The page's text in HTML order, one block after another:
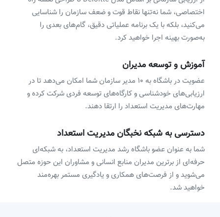
اختصاصی، شما نه‌تنها نقاط قوت و ضعف سازمان را شناسایی
می‌کنید، بلکه با یک برنامه عملیاتی دقیق، گام‌های بعدی را
به‌صورت بهینه اجرا خواهید کرد.
آموزش و توسعه مدیران
عضویت در باشگاه به ۱۰ مدیر سازمان شما امکان می‌دهد تا در
ارزیابی‌های خودشناسی و کارگاه‌های توسعه فردی شرکت کرده و
مهارت‌های مدیریت استعداد را ارتقا دهند.
دسترسی به شبکه نخبگان مدیریت استعداد
شما به عنوان عضو باشگاه رشد مدیریت استعداد، به شبکه‌ای
حرفه‌ای از برترین مدیران منابع انسانی و مشاوران این حوزه متصل
می‌شوید و از فرصت‌های همکاری و یادگیری مستمر بهره‌مند
خواهید شد.